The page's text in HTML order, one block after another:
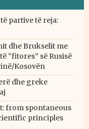
partive të reja:
dhe Brukselit me
“fitores” së Rusisë
Kosovën
dhe greke
from spontaneous
principles